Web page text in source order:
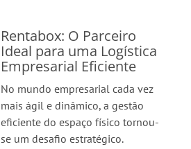
Rentabox: O Parceiro
Ideal para uma Logística
Empresarial Eficiente
No mundo empresarial cada vez
mais ágil e dinâmico, a gestão
eficiente do espaço físico tornou-
se um desafio estratégico.